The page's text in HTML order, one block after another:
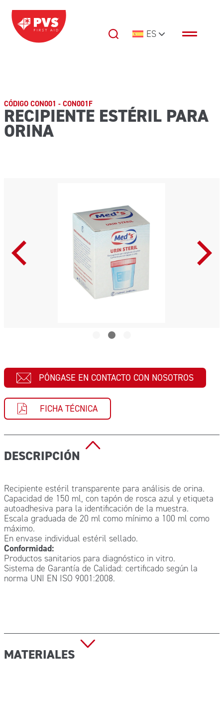
Saltar al contenido
Navegación principal ES
CÓDIGO CON001 - CON001F
RECIPIENTE ESTÉRIL PARA
ORINA
PÓNGASE EN CONTACTO CON NOSOTROS
FICHA TÉCNICA
DESCRIPCIÓN
Recipiente estéril transparente para análisis de orina.
Capacidad de 150 ml, con tapón de rosca azul y etiqueta
autoadhesiva para la identificación de la muestra.
Escala graduada de 20 ml como mínimo a 100 ml como
máximo.
En envase individual estéril sellado.
Conformidad:
Productos sanitarios para diagnóstico in vitro.
Sistema de Garantía de Calidad: certificado según la
norma UNI EN ISO 9001:2008.
MATERIALES